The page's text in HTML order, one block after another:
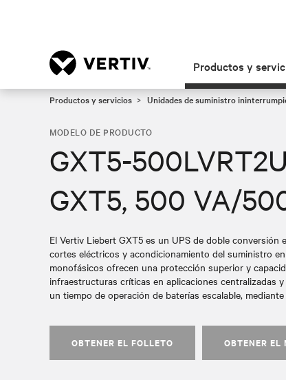
Productos y
Productos y servicios Unidades de suministro
MODELO DE PRODUCTO
GXT5-
GXT5, 500 VA/
El Vertiv Liebert GXT5 es un UPS de doble
cortes eléctricos y acondicionamiento del suministro
monofásicos ofrecen una protección superior y
infraestructuras críticas en aplicaciones centralizadas
un tiempo de operación de baterías escalable,
OBTENER EL FOLLETO OBTENER EL